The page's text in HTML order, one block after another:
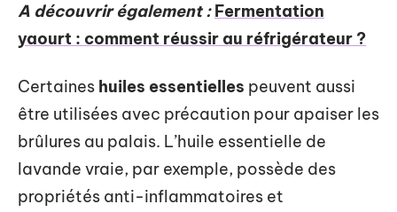
A découvrir également : Fermentation
yaourt : comment réussir au réfrigérateur ?
Certaines huiles essentielles peuvent aussi
être utilisées avec précaution pour apaiser les
brûlures au palais. L’huile essentielle de
lavande vraie, par exemple, possède des
propriétés anti-inflammatoires et